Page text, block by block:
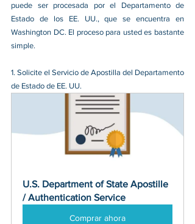
puede ser procesada por el Departamento de
Estado de los EE. UU., que se encuentra en
Washington DC. El proceso para usted es bastante
simple.
1. Solicite el Servicio de Apostilla del Departamento
de Estado de EE. UU.
U.S. Department of State Apostille
/ Authentication Service
Comprar ahora